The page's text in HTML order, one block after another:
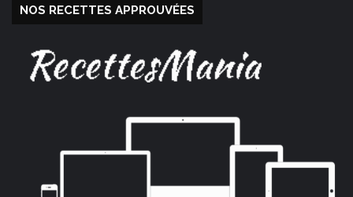
NOS RECETTES APPROUVÉES